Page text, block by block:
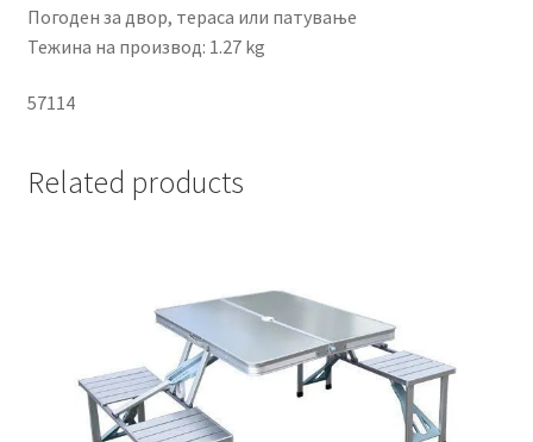
Погоден за двор, тераса или патување
Тежина на производ: 1.27 kg
57114
Related products